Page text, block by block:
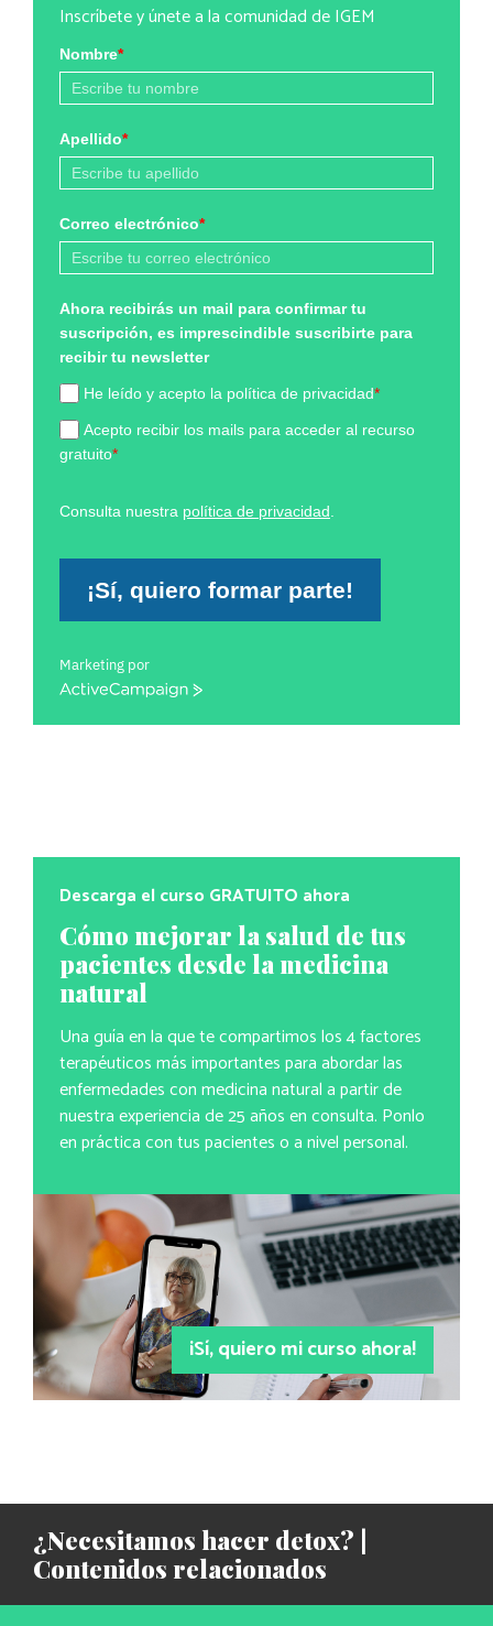
Inscríbete y únete a la comunidad de IGEM
Nombre*
Apellido*
Correo electrónico*
Ahora recibirás un mail para confirmar tu
suscripción, es imprescindible suscribirte para
recibir tu newsletter
He leído y acepto la política de privacidad*
Acepto recibir los mails para acceder al recurso
gratuito*
Consulta nuestra política de privacidad
¡Sí, quiero formar parte!
Marketing por
ActiveCampaign
Descarga el curso GRATUITO ahora
Cómo mejorar la salud de tus
pacientes desde la medicina
natural
Una guía en la que te compartimos los 4 factores
terapéuticos más importantes para abordar las
enfermedades con medicina natural a partir de
nuestra experiencia de 25 años en consulta. Ponlo
en práctica con tus pacientes o a nivel personal.
¡Sí, quiero mi curso ahora!
¿Necesitamos hacer detox? |
Contenidos relacionados